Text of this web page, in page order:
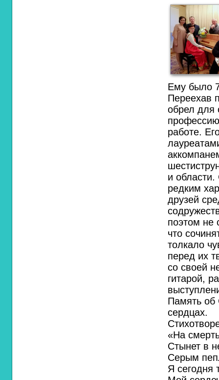
Ему было
Переехав
обрел для
работе.
и
редким
друзей
поэтом не
что
толкало
перед их
со своей
гитарой,
Память об
сердцах.
«На
Стынет в
Серым
Я сегодня